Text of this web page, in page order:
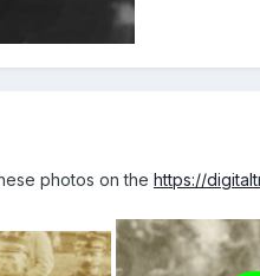
photos on the https://